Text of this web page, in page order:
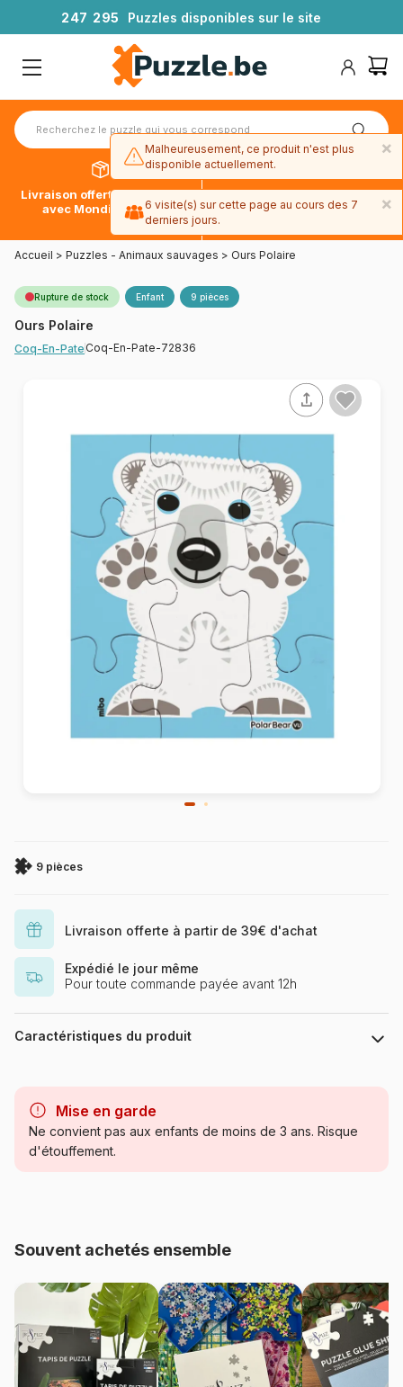
247 295 Puzzles disponibles sur le site
Livraison offerte dès 39€*
avec Mondial Relay
Paiement en 4x sans frais
avec Paypal
Accueil > Puzzles - Animaux sauvages > Ours Polaire
Rupture de stock Enfant 9 pièces
Ours Polaire
Coq-En-Pate Coq-En-Pate-72836
9 pièces
Livraison offerte à partir de 39€ d'achat
Expédié le jour même
Pour toute commande payée avant 12h
Caractéristiques du produit
Catégorie Puzzles - Animaux sauvages
Référence Coq-En-Pate-72836
EAN 3700679728362
Nombre de pièces 9 pièces
Mise en garde
Ne convient pas aux enfants de moins de 3 ans. Risque
d'étouffement.
Souvent achetés ensemble
×
Malheureusement, ce produit n'est plus
disponible actuellement.
×
6 visite(s) sur cette page au cours des 7
derniers jours.